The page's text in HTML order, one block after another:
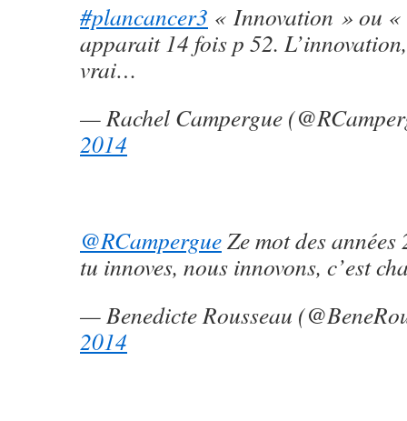
#plancancer3 « Innovation » ou
apparait 14 fois p 52.
vrai…
— Rachel Campergue
2014
@RCampergueZe mot des
tu innoves, nous innovons, c’est
— Benedicte Rousseau
2014